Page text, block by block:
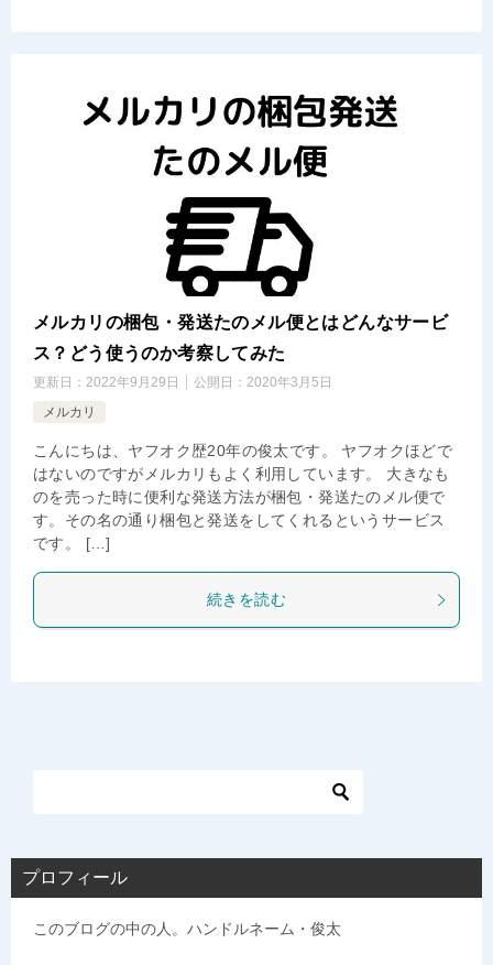
メルカリの梱包・発送たのメル便とはどんなサービ
ス？どう使うのか考察してみた
更新日： 2022年9月29日 公開日： 2020年3月5日
メルカリ
こんにちは、ヤフオク歴20年の俊太です。 ヤフオクほどで
はないのですがメルカリもよく利用しています。 大きなも
のを売った時に便利な発送方法が梱包・発送たのメル便で
す。その名の通り梱包と発送をしてくれるというサービス
です。 […]
続きを読む
プロフィール
このブログの中の人。ハンドルネーム・俊太